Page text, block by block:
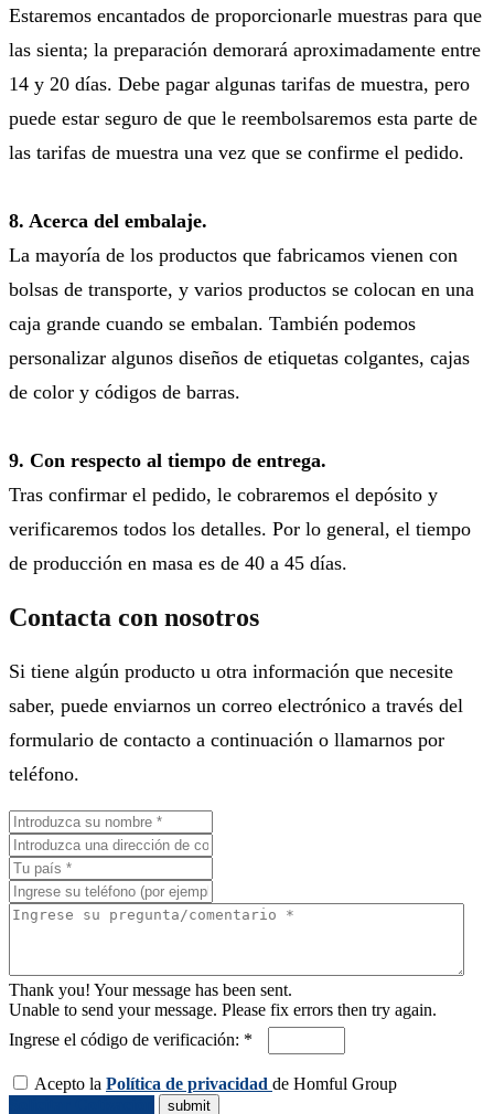
Estaremos encantados de proporcionarle muestras para que
las sienta; la preparación demorará aproximadamente entre
14 y 20 días. Debe pagar algunas tarifas de muestra, pero
puede estar seguro de que le reembolsaremos esta parte de
las tarifas de muestra una vez que se confirme el pedido.
8. Acerca del embalaje.
La mayoría de los productos que fabricamos vienen con
bolsas de transporte, y varios productos se colocan en una
caja grande cuando se embalan. También podemos
personalizar algunos diseños de etiquetas colgantes, cajas
de color y códigos de barras.
9. Con respecto al tiempo de entrega.
Tras confirmar el pedido, le cobraremos el depósito y
verificaremos todos los detalles. Por lo general, el tiempo
de producción en masa es de 40 a 45 días.
Contacta con nosotros
Si tiene algún producto u otra información que necesite
saber, puede enviarnos un correo electrónico a través del
formulario de contacto a continuación o llamarnos por
teléfono.
Thank you! Your message has been sent.
Unable to send your message. Please fix errors then try again.
Ingrese el código de verificación: *
Acepto la Política de privacidad de Homful Group